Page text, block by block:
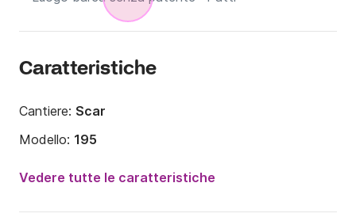
Caratteristiche
Cantiere: Scar
Modello: 195
40CV
Vedere tutte le caratteristiche